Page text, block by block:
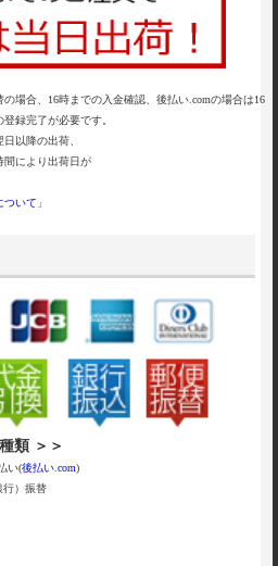
場合、16時までの入金確認、後払い.comの場合は16
録完了が必要です。
以降の出荷、
間により出荷日が
ついて 」
類 ＞＞
い(後払い.com)
行）振替